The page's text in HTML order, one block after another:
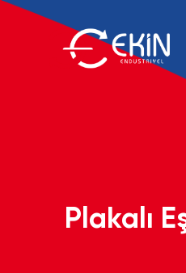
Plakalı